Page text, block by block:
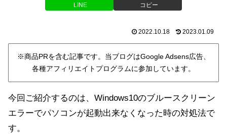
LINE コピー
2022.10.18 2023.01.09
※商品PRを含む記事です。当ブログはGoogle Adsens広告、
各種アフィリエイトプログラムに参加しています。
今回ご紹介するのは、Windows10のブルースクリーン
エラーでパソコンが起動出来なくなった時の対処法で
す。